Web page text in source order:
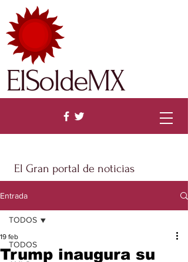
El Gran portal de noticias
ElSoldeMX
Entrada
TODOS
TODOS
Trump inaugura su
19 feb